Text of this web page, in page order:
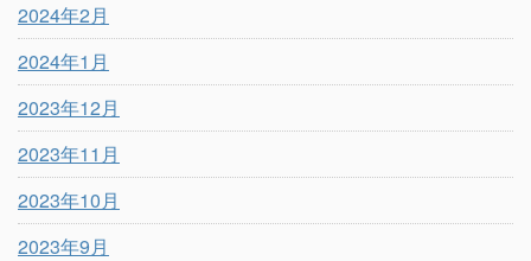
2024年2月
2024年1月
2023年12月
2023年11月
2023年10月
2023年9月